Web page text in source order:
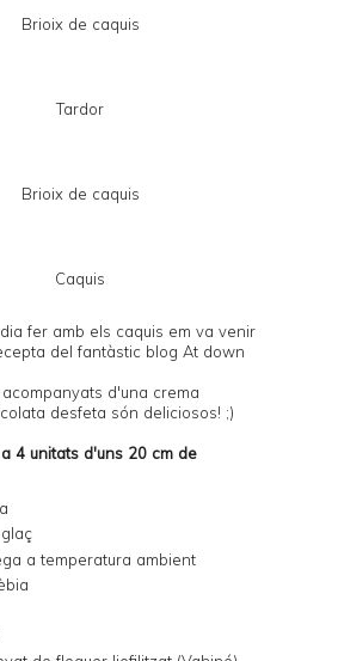
fer amb els caquis em va venir
del fantàstic blog At down
d'una crema
desfeta són deliciosos! ;)
4 unitats d'uns 20 cm de
a temperatura ambient